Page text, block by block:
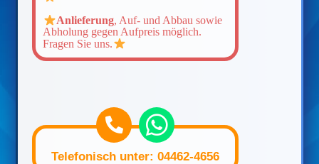
Anlieferung, Auf- und Abbau sowie
Abholung gegen Aufpreis möglich.
Fragen Sie uns.
Telefonisch unter: 04462-4656